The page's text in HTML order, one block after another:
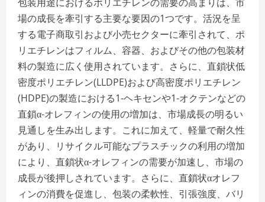
場の成長を牽引する主要な要因の1つです。活況を呈
する電子商取引および小売セクターに牽引されて、ポ
リエチレンはフィルム、容器、およびその他の包装材
料の製造に広く使用されています。さらに、直鎖状低
密度ポリエチレン(LLDPE)および高密度ポリエチレン
(HDPE)の製造における1-ヘキセンや1-オクテンなどの
直鎖α-オレフィンの使用の増加は、市場成長の明るい
見通しを生み出します。これに加えて、軽量で耐久性
があり、リサイクル可能なプラスチックの利用の増加
により、直鎖状α-オレフィンの需要が加速し、市場の
成長が後押しされています。さらに、直鎖状αオレフ
ィンの消費を促進し、包装の柔軟性、引張強度、バリ